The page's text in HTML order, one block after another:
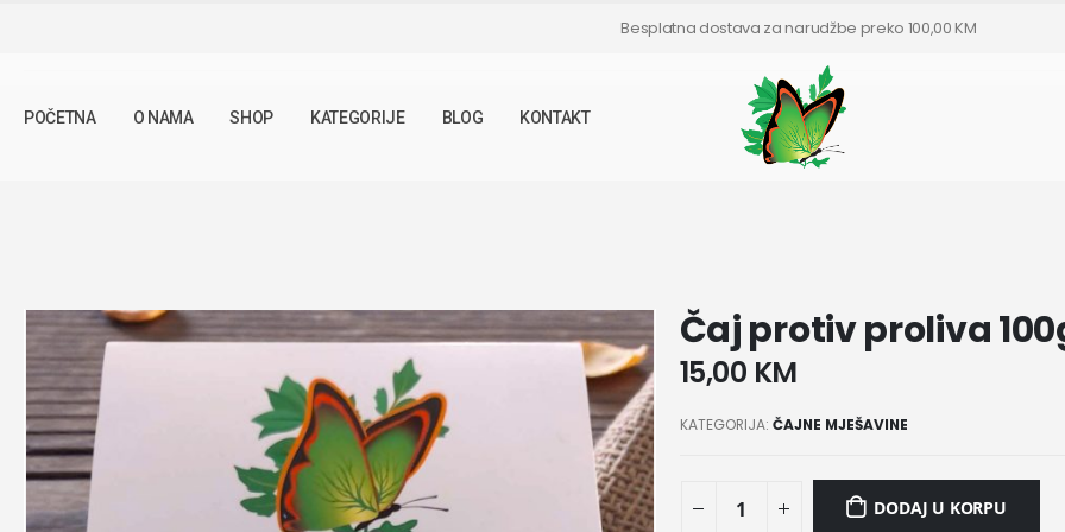
Besplatna dostava za narudžbe preko 100,00 KM
POČETNA O NAMA SHOP KATEGORIJE BLOG KONTAKT
Čaj protiv proliva
15,00 KM
KATEGORIJA: ČAJNE MJEŠAVINE
DODAJ U KORPU